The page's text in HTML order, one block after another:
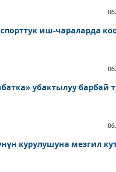
иш-чараларда
убактылуу барбай
курулушуна мезгил